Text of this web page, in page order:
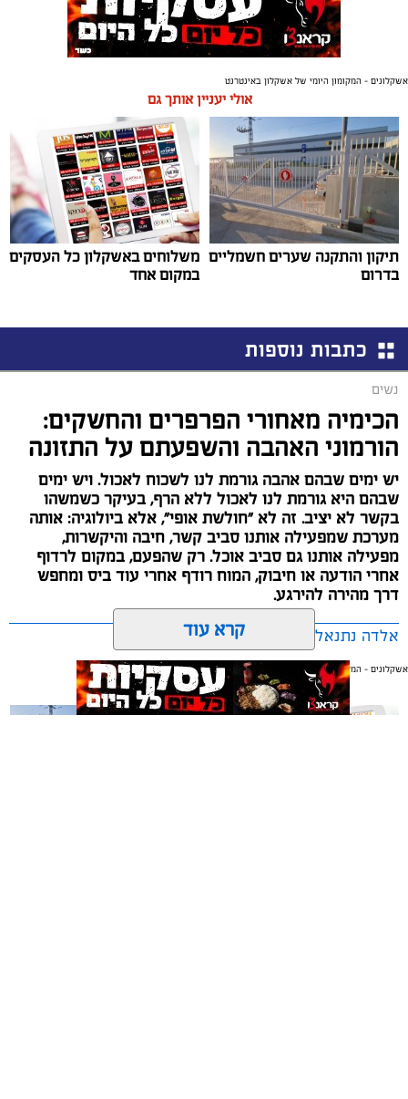
אשקלונים - המקומון היומי של אשקלון באינטרנט
אולי יעניין אותך גם
תיקון והתקנה שערים חשמליים
בדרום
משלוחים באשקלון כל העסקים
במקום אחד
כתבות נוספות
נשים
הכימיה מאחורי הפרפרים והחשקים:
הורמוני האהבה והשפעתם על התזונה
יש ימים שבהם אהבה גורמת לנו לשכוח לאכול. ויש ימים
שבהם היא גורמת לנו לאכול ללא הרף, בעיקר כשמשהו
בקשר לא יציב. זה לא "חולשת אופי", אלא ביולוגיה: אותה
מערכת שמפעילה אותנו סביב קשר, חיבה והיקשרות,
מפעילה אותנו גם סביב אוכל. רק שהפעם, במקום לרדוף
אחרי הודעה או חיבוק, המוח רודף אחרי עוד ביס ומחפש
דרך מהירה להירגע.
אלדה נתנאל / 09:38 23.07.26 קרא עוד
אשקלונים - המקומון היומי של אשקלון באינטרנט
אולי יעניין אותך גם